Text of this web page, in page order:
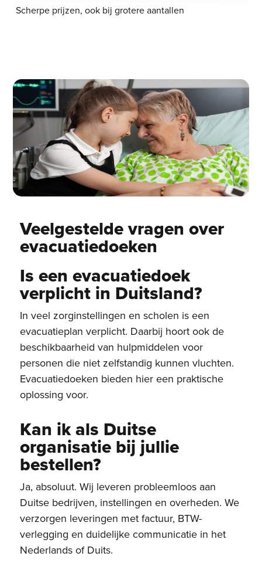
Scherpe prijzen, ook bij grotere aantallen
Veelgestelde vragen over
evacuatiedoeken
Is een evacuatiedoek
verplicht in Duitsland?
In veel zorginstellingen en scholen is een
evacuatieplan verplicht. Daarbij hoort ook de
beschikbaarheid van hulpmiddelen voor
personen die niet zelfstandig kunnen vluchten.
Evacuatiedoeken bieden hier een praktische
oplossing voor.
Kan ik als Duitse
organisatie bij jullie
bestellen?
Ja, absoluut. Wij leveren probleemloos aan
Duitse bedrijven, instellingen en overheden. We
verzorgen leveringen met factuur, BTW-
verlegging en duidelijke communicatie in het
Nederlands of Duits.